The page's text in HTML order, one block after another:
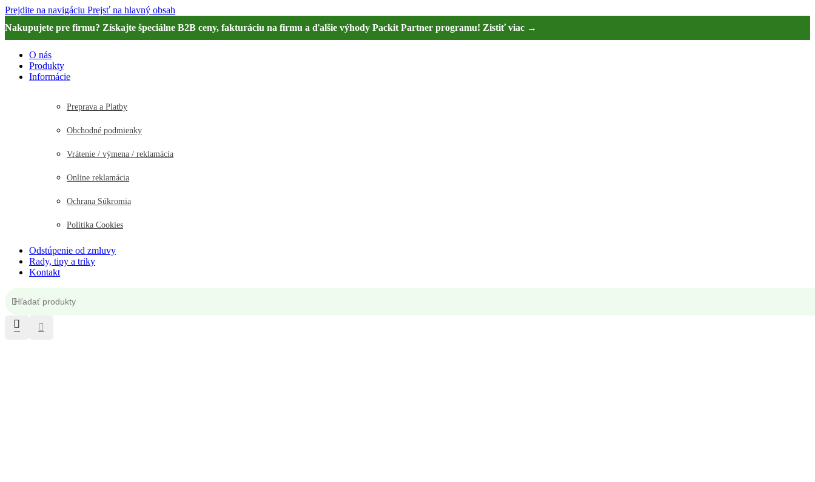
Prejdite na navigáciu Prejsť na hlavný obsah
Nakupujete pre firmu? Získajte špeciálne B2B ceny, fakturáciu na firmu a ďalšie výhody Packit Partner programu! Zistiť viac →
O nás
Produkty
Informácie
Preprava a Platby
Obchodné podmienky
Vrátenie / výmena / reklamácia
Online reklamácia
Ochrana Súkromia
Politika Cookies
Odstúpenie od zmluvy
Rady, tipy a triky
Kontakt